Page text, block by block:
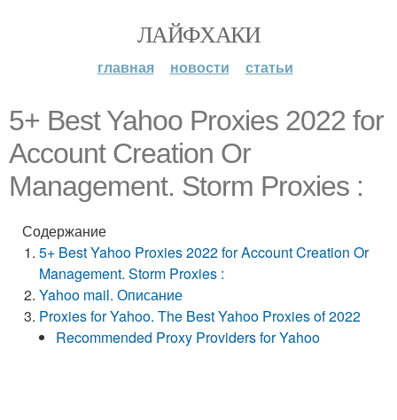
ЛАЙФХАКИ
главная новости статьи
5+ Best Yahoo Proxies 2022 for
Account Creation Or
Management. Storm Proxies :
Содержание
5+ Best Yahoo Proxies 2022 for Account Creation Or
Management. Storm Proxies :
Yahoo mail. Описание
Proxies for Yahoo. The Best Yahoo Proxies of 2022
Recommended Proxy Providers for Yahoo